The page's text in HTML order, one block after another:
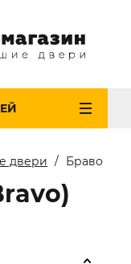
двери Браво